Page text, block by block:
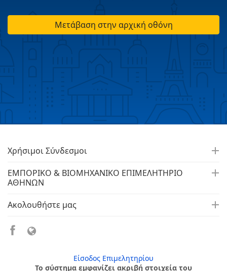
Μετάβαση στην αρχική οθόνη
Χρήσιμοι Σύνδεσμοι
ΕΜΠΟΡΙΚΟ & ΒΙΟΜΗΧΑΝΙΚΟ ΕΠΙΜΕΛΗΤΗΡΙΟ
ΑΘΗΝΩΝ
Ακολουθήστε μας
Είσοδος Επιμελητηρίου
Το σύστημα εμφανίζει ακριβή στοιχεία του